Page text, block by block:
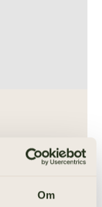
Om
i